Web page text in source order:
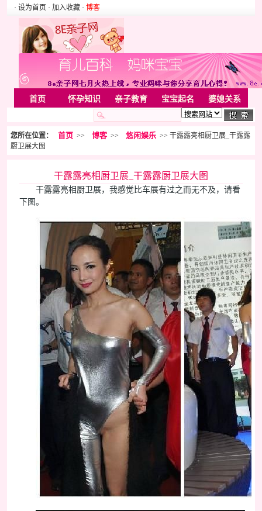
· 设为首页 · 加入收藏 · 博客
首页 怀孕知识 亲子教育 宝宝起名 婆媳关系
胎教音乐 家居 亲子游戏
美容化装 Rss
您所在位置： 首页 >> 博客 >> 悠闲娱乐 >> 干露露亮相厨卫展_干露露
厨卫展大图
干露露亮相厨卫展_干露露厨卫展大图
干露露亮相厨卫展，我感觉比车展有过之而无不及，请看
下图。